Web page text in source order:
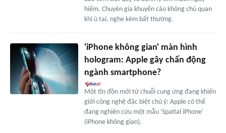
hiểm. Chuyên gia khuyến cáo không chủ quan
khi ù tai, nghe kém bất thường.
'iPhone không gian' màn hình
hologram: Apple gây chấn động
ngành smartphone?
Một tin đồn mới từ chuỗi cung ứng đang khiến
giới công nghệ đặc biệt chú ý: Apple có thể
đang nghiên cứu một mẫu 'Spatial iPhone'
(iPhone không gian).